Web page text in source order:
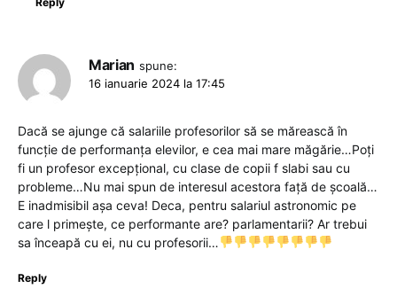
Marian spune:
16 ianuarie 2024 la 17:45
Dacă se ajunge că salariile profesorilor să se mărească în
funcție de performanța elevilor, e cea mai mare măgărie…Poți
fi un profesor excepțional, cu clase de copii f slabi sau cu
probleme…Nu mai spun de interesul acestora față de școală…
E inadmisibil așa ceva! Deca, pentru salariul astronomic pe
care l primește, ce performante are? parlamentarii? Ar trebui
sa înceapă cu ei, nu cu profesorii…
Reply